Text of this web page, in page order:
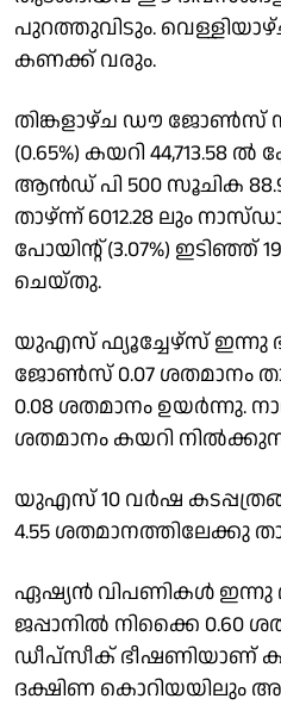
പുറത്തുവിടും.
കണക്ക് വരും.
തിങ്കളാഴ്ച ഡൗ ജോൺസ്
(0.65%) കയറി
ആൻഡ് പി 500 സൂചിക 88.96
താഴ്ന്ന് 6012.28 ലും
പോയിൻ്റ് (3.07%) ഇടിഞ്ഞ്
ചെയ്തു.
യുഎസ് ഫ്യൂച്ചേഴ്സ് ഇന്നു
ജോൺസ് 0.07 ശതമാനം
0.08 ശതമാനം ഉയർന്നു.
ശതമാനം കയറി
യുഎസ് 10 വർഷ
4.55 ശതമാനത്തിലേക്കു
ഏഷ്യൻ വിപണികൾ ഇന്നു
ജപ്പാനിൽ നിക്കൈ 0.60
ഡീപ്സീക് ഭീഷണിയാണ്
ദക്ഷിണ കൊറിയയിലും